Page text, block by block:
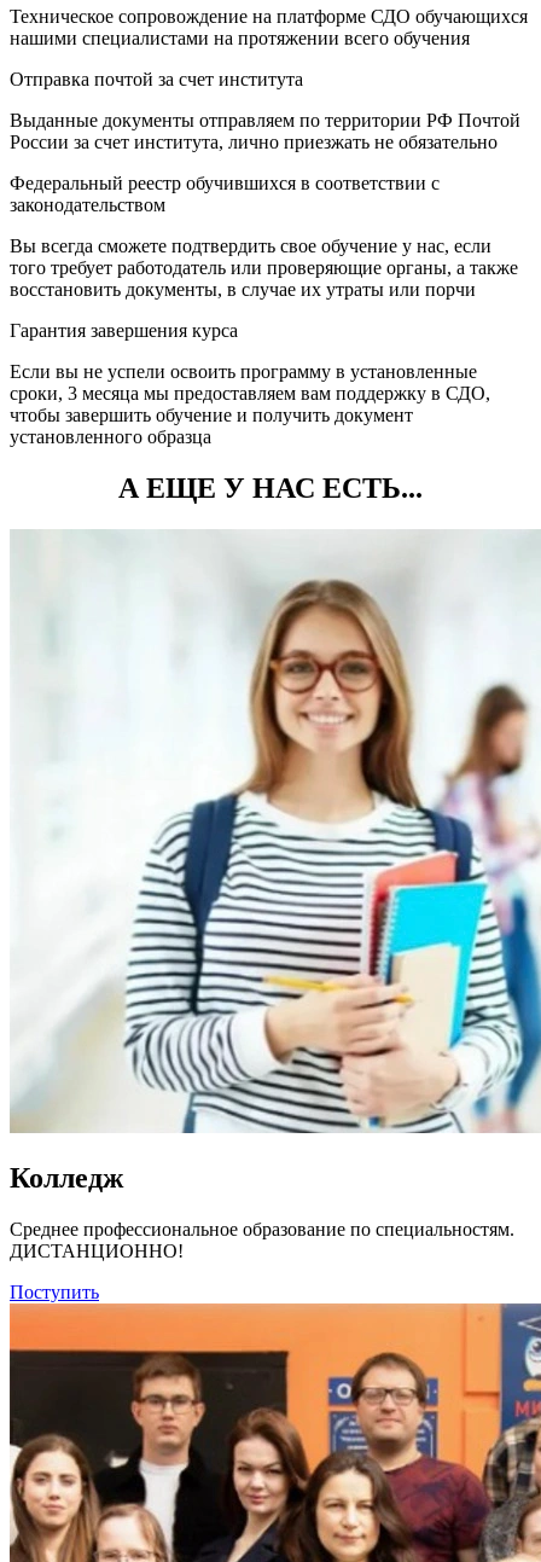
Техническое сопровождение на платформе СДО обучающихся
нашими специалистами на протяжении всего обучения
Отправка почтой за счет института
Выданные документы отправляем по территории РФ Почтой
России за счет института, лично приезжать не обязательно
Федеральный реестр обучившихся в соответствии с
законодательством
Вы всегда сможете подтвердить свое обучение у нас, если
того требует работодатель или проверяющие органы, а также
восстановить документы, в случае их утраты или порчи
Гарантия завершения курса
Если вы не успели освоить программу в установленные
сроки, 3 месяца мы предоставляем вам поддержку в СДО,
чтобы завершить обучение и получить документ
установленного образца
А ЕЩЕ У НАС ЕСТЬ...
Колледж
Среднее профессиональное образование по специальностям.
ДИСТАНЦИОННО!
Поступить